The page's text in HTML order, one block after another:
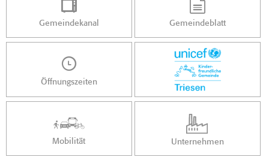
Gemeindekanal Gemeindeblatt
Öffnungszeiten
Mobilität Unternehmen